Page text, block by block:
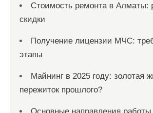
Стоимость ремонта в Алматы:
скидки
Получение лицензии МЧС:
этапы
Майнинг в 2025 году: золотая
пережиток прошлого?
Основные направления работы